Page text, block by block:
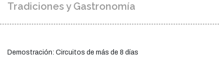
Tradiciones y Gastronomía
Demostración: Circuitos de más de 8 días